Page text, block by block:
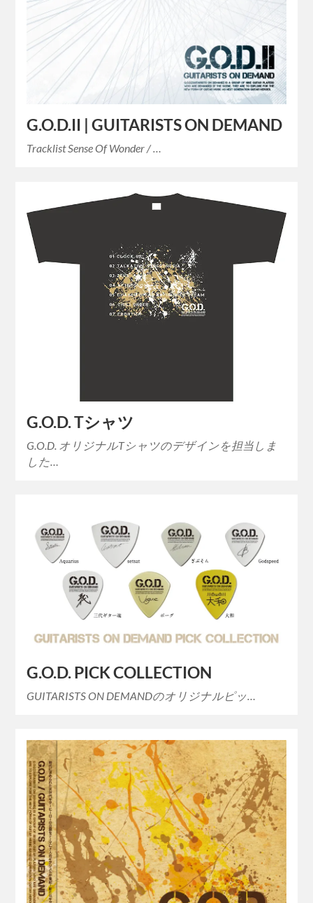
G.O.D.II | GUITARISTS ON DEMAND
Tracklist Sense Of Wonder / …
G.O.D. Tシャツ
G.O.D. オリジナルTシャツのデザインを担当しま
した…
G.O.D. PICK COLLECTION
GUITARISTS ON DEMANDのオリジナルピッ…